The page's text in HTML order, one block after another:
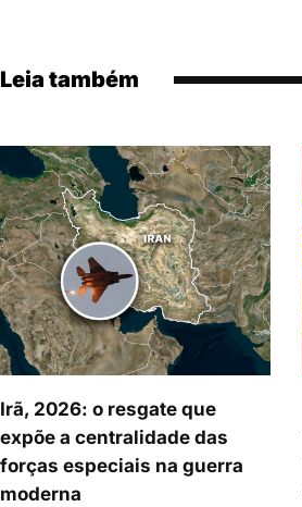
Leia também
Irã, 2026: o resgate que
expõe a centralidade das
forças especiais na guerra
moderna